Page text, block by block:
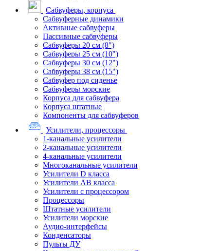
Сабвуферы, корпуса
Сабвуферные динамики
Активные сабвуферы
Пассивные сабвуферы
Сабвуферы 20 см (8")
Сабвуферы 25 см (10")
Сабвуферы 30 см (12")
Сабвуферы 38 см (15")
Сабвуфер под сиденье
Сабвуферы морские
Корпуса для сабвуфера
Корпуса штатные
Компоненты для сабвуферов
Усилители, процессоры
1-канальные усилители
2-канальные усилители
4-канальные усилители
Многоканальные усилители
Усилители D класса
Усилители АВ класса
Усилители с процессором
Процессоры
Штатные усилители
Усилители морские
Аудио-интерфейсы
Конденсаторы
Пульты ДУ